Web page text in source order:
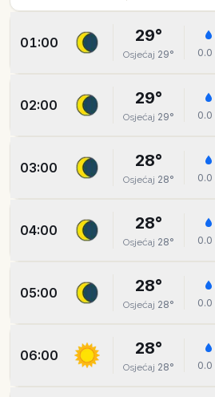
01:00 29°
Osjećaj 29° 0.0
02:00 29°
Osjećaj 29° 0.0
03:00 28°
Osjećaj 28° 0.0
04:00 28°
Osjećaj 28° 0.0
05:00 28°
Osjećaj 28° 0.0
06:00 28°
Osjećaj 28° 0.0